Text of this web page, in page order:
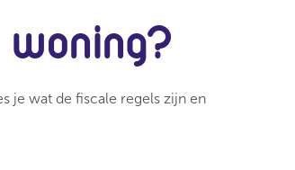
je wat de fiscale regels zijn en